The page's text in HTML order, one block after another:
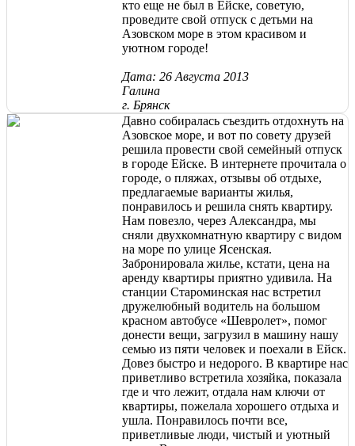
кто еще не был в Ейске, советую,
проведите свой отпуск с детьми на
Азовском море в этом красивом и
уютном городе!
Дата: 26 Августа 2013
Галина
г. Брянск
Давно собиралась съездить отдохнуть на
Азовское море, и вот по совету друзей
решила провести свой семейный отпуск
в городе Ейске. В интернете прочитала о
городе, о пляжах, отзывы об отдыхе,
предлагаемые варианты жилья,
понравилось и решила снять квартиру.
Нам повезло, через Александра, мы
сняли двухкомнатную квартиру с видом
на море по улице Ясенская.
Забронировала жилье, кстати, цена на
аренду квартиры приятно удивила. На
станции Староминская нас встретил
дружелюбный водитель на большом
красном автобусе «Шевролет», помог
донести вещи, загрузил в машину нашу
семью из пяти человек и поехали в Ейск.
Довез быстро и недорого. В квартире нас
приветливо встретила хозяйка, показала
где и что лежит, отдала нам ключи от
квартиры, пожелала хорошего отдыха и
ушла. Понравилось почти все,
приветливые люди, чистый и уютный